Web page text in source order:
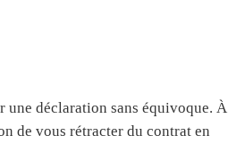
une déclaration sans équivoque. À
de vous rétracter du contrat en